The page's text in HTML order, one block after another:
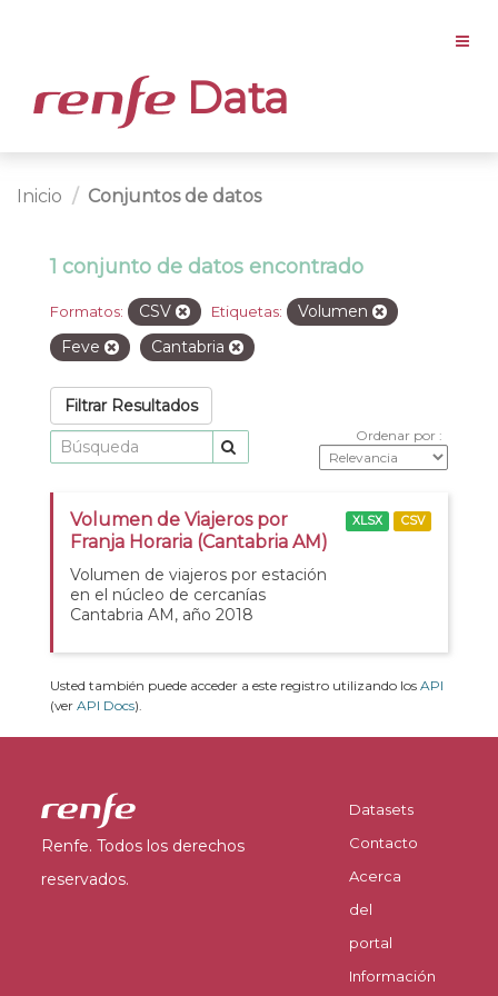
Data
Inicio Conjuntos de datos
1 conjunto de datos encontrado
Formatos: CSV Etiquetas:
Volumen
Feve
Cantabria
Filtrar Resultados
Ordenar por
Volumen de Viajeros por
Franja Horaria (Cantabria AM)
Volumen de viajeros por estación
en el núcleo de cercanías
Cantabria AM, año 2018
XLSX CSV
Usted también puede acceder a este registro utilizando los API
(ver API Docs).
Renfe. Todos los derechos
reservados.
Datasets
Contacto
Acerca
del
portal
Información